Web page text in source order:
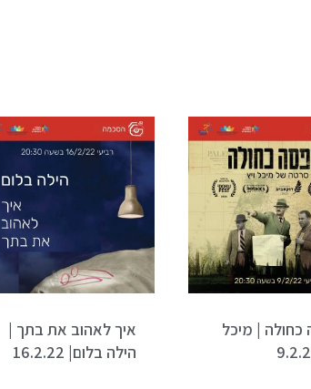
כחולה | מיכל
איך לאהוב את בתך |
הילה בלום| 16.2.22